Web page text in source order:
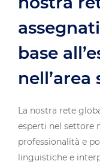
base
La nostra rete
esperti nel settore
professionalità e
linguistiche e